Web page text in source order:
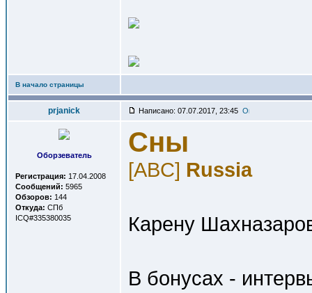
В начало страницы
prjanick Написано: 07.07.2017, 23:45
Оборзеватель
Регистрация: 17.04.2008
Сообщений: 5965
Обзоров: 144
Откуда: СПб
ICQ#335380035
Сны
[ABC] Russia
Карену
В бонусах -